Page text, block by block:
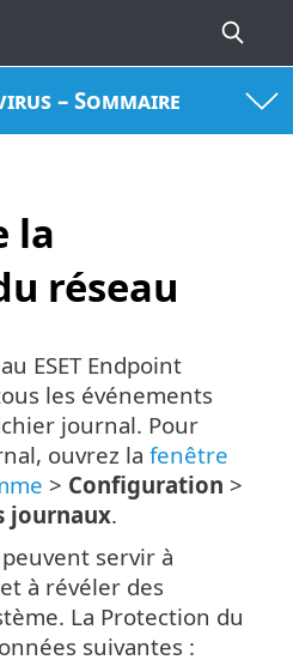
– Sommaire
la
réseau
ESET Endpoint
les événements
journal. Pour
ouvrez la fenêtre
> Configuration >
journaux.
servir à
à révéler des
La Protection du
suivantes :